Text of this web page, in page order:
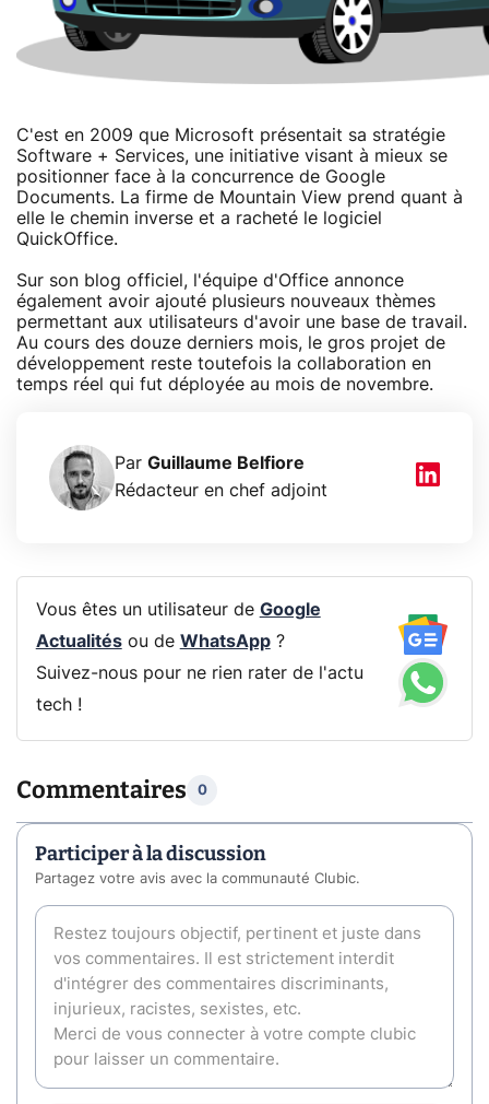
C'est en 2009 que Microsoft présentait sa stratégie
Software + Services, une initiative visant à mieux se
positionner face à la concurrence de Google
Documents. La firme de Mountain View prend quant à
elle le chemin inverse et a racheté le logiciel
QuickOffice.
Sur son blog officiel, l'équipe d'Office annonce
également avoir ajouté plusieurs nouveaux thèmes
permettant aux utilisateurs d'avoir une base de travail.
Au cours des douze derniers mois, le gros projet de
développement reste toutefois la collaboration en
temps réel qui fut déployée au mois de novembre.
Par Guillaume Belfiore
Rédacteur en chef adjoint
Vous êtes un utilisateur de Google
Actualitésou de WhatsApp?
Suivez-nous pour ne rien rater de l'actu
tech !
Commentaires 0
Participer à la discussion
Partagez votre avis avec la communauté Clubic.